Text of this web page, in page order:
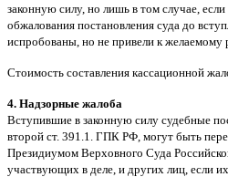
законную силу, но лишь в том случае,
обжалования постановления суда до
испробованы, но не привели к желаемому
Стоимость составления кассационной
4. Надзорные жалоба
Вступившие в законную силу судебные
второй ст. 391.1. ГПК РФ, могут быть
Президиумом Верховного Суда
участвующих в деле, и других лиц, если